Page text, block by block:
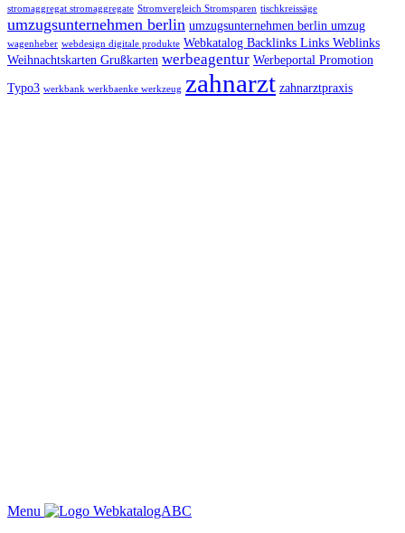
stromaggregat stromaggregate Stromvergleich Stromsparen tischkreissäge
umzugsunternehmen berlin umzugsunternehmen berlin umzug
wagenheber webdesign digitale produkte Webkatalog Backlinks Links Weblinks
Weihnachtskarten Grußkarten werbeagentur Werbeportal Promotion
Typo3 werkbank werkbaenke werkzeug zahnarzt zahnarztpraxis
Menu
WebkatalogABC